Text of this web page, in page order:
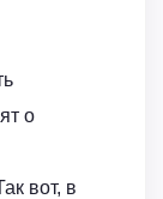
о
вот, в